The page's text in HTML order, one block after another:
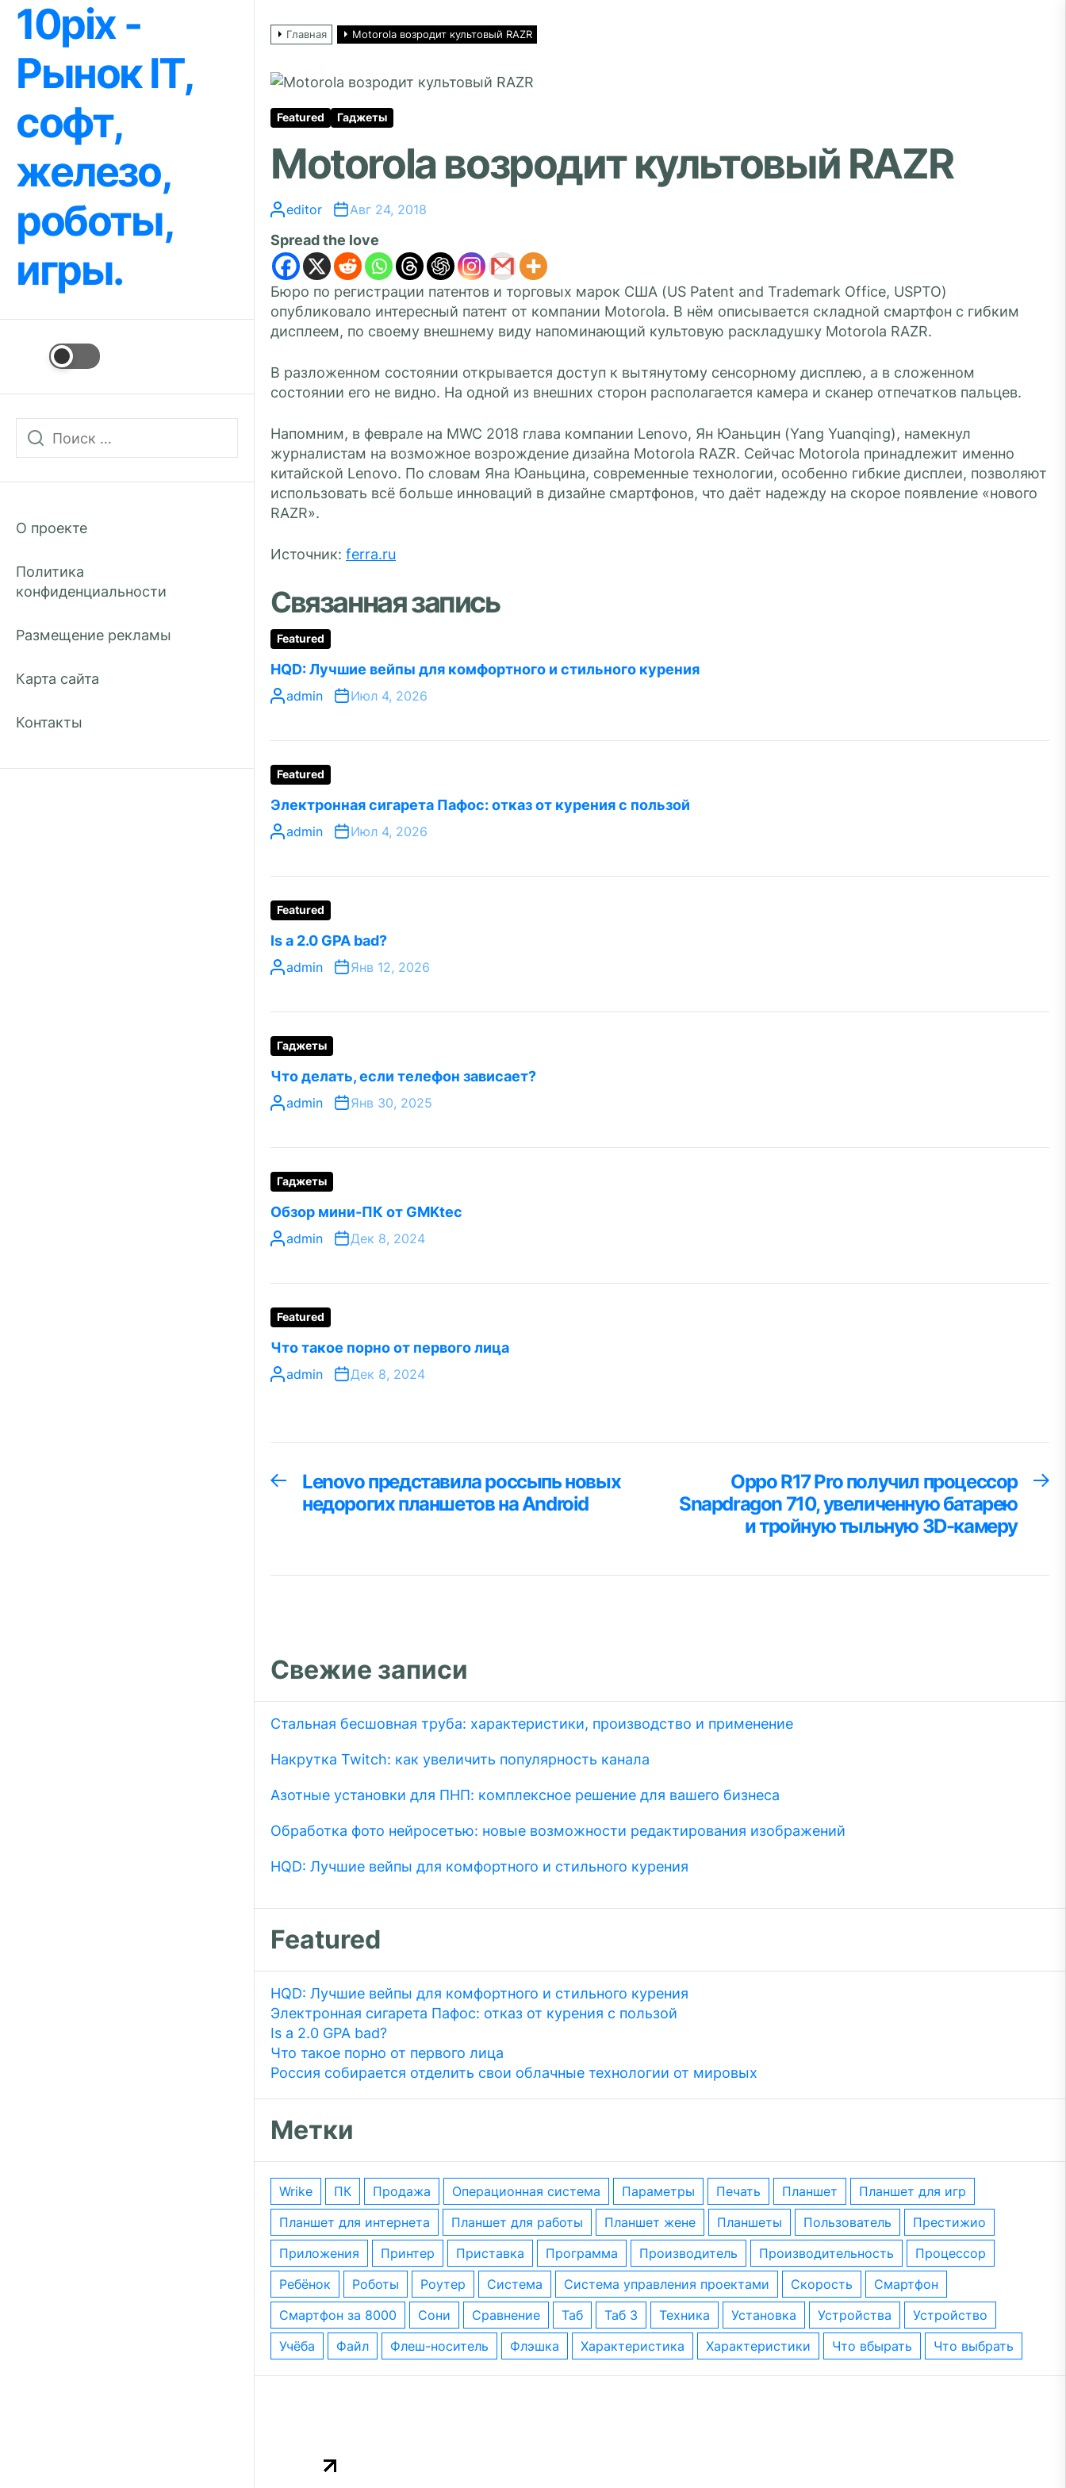
Перейти
содержимому
10pix -
Рынок IT,
софт,
железо,
роботы,
игры.
О проекте
Политика
конфиденциальности
Размещение рекламы
Карта сайта
Контакты
Главная Motorola возродит культовый RAZR
Featured Гаджеты
Motorola возродит культовый RAZR
editor Авг 24, 2018
Spread the love
Бюро по регистрации патентов и торговых марок США (US Patent and Trademark Office, USPTO)
опубликовало интересный патент от компании Motorola. В нём описывается складной смартфон с гибким
дисплеем, по своему внешнему виду напоминающий культовую раскладушку Motorola RAZR.
В разложенном состоянии открывается доступ к вытянутому сенсорному дисплею, а в сложенном
состоянии его не видно. На одной из внешних сторон располагается камера и сканер отпечатков пальцев.
Напомним, в феврале на MWC 2018 глава компании Lenovo, Ян Юаньцин (Yang Yuanqing), намекнул
журналистам на возможное возрождение дизайна Motorola RAZR. Сейчас Motorola принадлежит именно
китайской Lenovo. По словам Яна Юаньцина, современные технологии, особенно гибкие дисплеи, позволяют
использовать всё больше инноваций в дизайне смартфонов, что даёт надежду на скорое появление «нового
RAZR».
Источник: ferra.ru
Связанная запись
Featured
HQD: Лучшие вейпы для комфортного и стильного курения
admin Июл 4, 2026
Featured
Электронная сигарета Пафос: отказ от курения с пользой
admin Июл 4, 2026
Featured
Is a 2.0 GPA bad?
admin Янв 12, 2026
Гаджеты
Что делать, если телефон зависает?
admin Янв 30, 2025
Гаджеты
Обзор мини-ПК от GMKtec
admin Дек 8, 2024
Featured
Что такое порно от первого лица
admin Дек 8, 2024
Навигация
Предыдущая
запись:
Lenovo представила россыпь новых
недорогих планшетов на Android
Oppo R17 Pro получил процессор
Snapdragon 710, увеличенную батарею
и тройную тыльную 3D-камеру
Свежие записи
Стальная бесшовная труба: характеристики, производство и применение
Накрутка Twitch: как увеличить популярность канала
Азотные установки для ПНП: комплексное решение для вашего бизнеса
Обработка фото нейросетью: новые возможности редактирования изображений
HQD: Лучшие вейпы для комфортного и стильного курения
Featured
HQD: Лучшие вейпы для комфортного и стильного курения
Электронная сигарета Пафос: отказ от курения с пользой
Is a 2.0 GPA bad?
Что такое порно от первого лица
Россия собирается отделить свои облачные технологии от мировых
Метки
wrike ПК Продажа операционная система параметры печать планшет
планшет для игр
планшет для интернета
планшет для работы планшет жене планшеты пользователь
престижио
приложения
принтер приставка программа производитель производительность
процессор
ребёнок
роботы роутер система система управления проектами скорость
смартфон
смартфон за 8000
сони сравнение таб таб 3 техника установка устройства
устройство
учёба
файл флеш-носитель флэшка характеристика характеристики что вбырать что выбрать